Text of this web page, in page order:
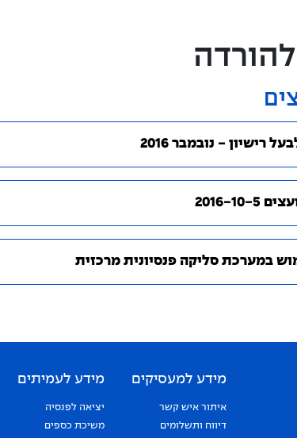
רישיון - נובמבר 2016
10-5
במערכת סליקה פנסיונית מרכזית
מידע למעסיקים
איתור איש קשר
דיווח ותשלומים
מידע לעמיתים
יציאה לפנסיה
משיכת כספים